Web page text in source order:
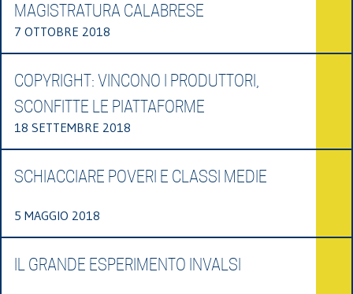
MAGISTRATURA CALABRESE
7 OTTOBRE 2018
COPYRIGHT: VINCONO I PRODUTTORI,
SCONFITTE LE PIATTAFORME
18 SETTEMBRE 2018
SCHIACCIARE POVERI E CLASSI MEDIE
5 MAGGIO 2018
IL GRANDE ESPERIMENTO INVALSI